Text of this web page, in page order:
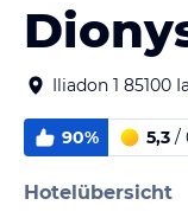
Iliadon 1 85100
90% 5,3 /
Hotelübersicht